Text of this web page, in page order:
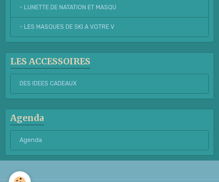
- LUNETTE DE NATATION ET MASQU
- LES MASQUES DE SKI A VOTRE V
LES ACCESSOIRES
DES IDEES CADEAUX
Agenda
Agenda